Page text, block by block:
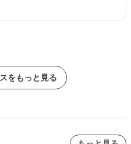
をもっと見る